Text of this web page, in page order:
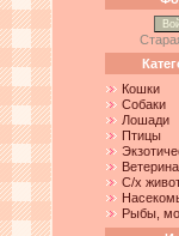
Кошки
Собаки
Лошади
Птицы
С/х
Рыбы,